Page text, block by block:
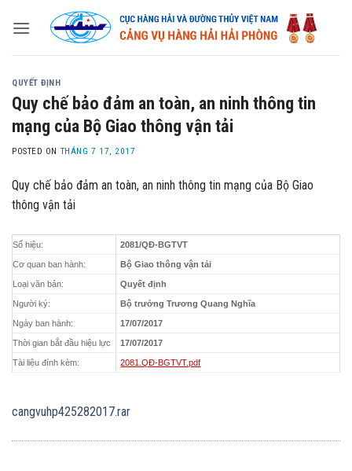
QUYẾT ĐỊNH
Quy chế bảo đảm an toàn, an ninh thông tin
mạng của Bộ Giao thông vận tải
POSTED ON THÁNG 7 17, 2017
Quy chế bảo đảm an toàn, an ninh thông tin mạng của Bộ Giao
thông vận tải
Số hiệu: 2081/QĐ-BGTVT
Cơ quan ban hành: Bộ Giao thông vận tải
Loại văn bản: Quyết định
Người ký: Bộ trưởng Trương Quang Nghĩa
Ngày ban hành: 17/07/2017
Thời gian bắt đầu hiệu lực 17/07/2017
Tài liệu đính kèm: 2081.QĐ-BGTVT.pdf
cangvuhp425282017.rar